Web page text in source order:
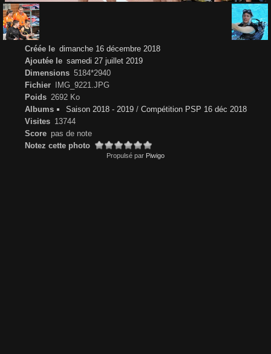
Créée le dimanche 16 décembre 2018
Ajoutée le samedi 27 juillet 2019
Dimensions 5184*2940
Fichier
IMG_9221.JPG
Poids 2692 Ko
Albums
Saison 2018 - 2019/ Compétition PSP 16 déc 2018
Visites 13744
Score pas de note
Notez cette photo
Propulsé par Piwigo